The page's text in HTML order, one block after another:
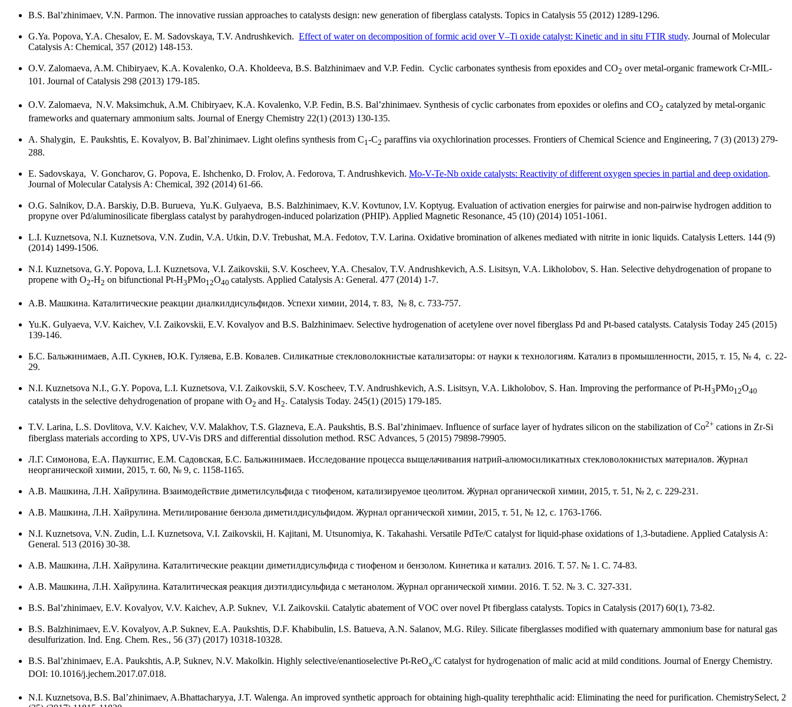
B.S. Bal’zhinimaev, V.N. Parmon. The innovative russian approaches to catalysts design: new generation of fiberglass catalysts. Topics in Catalysis 55 (2012) 1289-1296.
G.Ya. Popova, Y.A. Chesalov, E. M. Sadovskaya, T.V. Andrushkevich. Effect of water on decomposition of formic acid over V–Ti oxide catalyst: Kinetic and in situ FTIR study. Journal of Molecular
Catalysis A: Chemical, 357 (2012) 148-153.
O.V. Zalomaeva, A.M. Chibiryaev, K.A. Kovalenko, O.A. Kholdeeva, B.S. Balzhinimaev and V.P. Fedin. Cyclic carbonates synthesis from epoxides and CO2 over metal-organic framework Cr-MIL-
101. Journal of Catalysis 298 (2013) 179-185.
O.V. Zalomaeva, N.V. Maksimchuk, A.M. Chibiryaev, K.A. Kovalenko, V.P. Fedin, B.S. Bal’zhinimaev. Synthesis of cyclic carbonates from epoxides or olefins and CO2 catalyzed by metal-organic
frameworks and quaternary ammonium salts. Journal of Energy Chemistry 22(1) (2013) 130-135.
A. Shalygin, E. Paukshtis, E. Kovalyov, B. Bal’zhinimaev. Light olefins synthesis from C1 -C2 paraffins via oxychlorination processes. Frontiers of Chemical Science and Engineering, 7 (3) (2013) 279-
288.
E. Sadovskaya, V. Goncharov, G. Popova, E. Ishchenko, D. Frolov, A. Fedorova, T. Andrushkevich. Mo-V-Te-Nb oxide catalysts: Reactivity of different oxygen species in partial and deep oxidation.
Journal of Molecular Catalysis A: Chemical, 392 (2014) 61-66.
O.G. Salnikov, D.A. Barskiy, D.B. Burueva, Yu.K. Gulyaeva, B.S. Balzhinimaev, K.V. Kovtunov, I.V. Koptyug. Evaluation of activation energies for pairwise and non-pairwise hydrogen addition to
propyne over Pd/aluminosilicate fiberglass catalyst by parahydrogen-induced polarization (PHIP). Applied Magnetic Resonance, 45 (10) (2014) 1051-1061.
L.I. Kuznetsova, N.I. Kuznetsova, V.N. Zudin, V.A. Utkin, D.V. Trebushat, M.A. Fedotov, T.V. Larina. Oxidative bromination of alkenes mediated with nitrite in ionic liquids. Catalysis Letters. 144 (9)
(2014) 1499-1506.
N.I. Kuznetsova, G.Y. Popova, L.I. Kuznetsova, V.I. Zaikovskii, S.V. Koscheev, Y.A. Chesalov, T.V. Andrushkevich, A.S. Lisitsyn, V.A. Likholobov, S. Han. Selective dehydrogenation of propane to
propene with O2-H2 on bifunctional Pt-H3PMo12O40 catalysts. Applied Catalysis A: General. 477 (2014) 1-7.
А.В. Машкина. Каталитические реакции диалкилдисульфидов. Успехи химии, 2014, т. 83, № 8, с. 733-757.
Yu.K. Gulyaeva, V.V. Kaichev, V.I. Zaikovskii, E.V. Kovalyov and B.S. Balzhinimaev. Selective hydrogenation of acetylene over novel fiberglass Pd and Pt-based catalysts. Catalysis Today 245 (2015)
139-146.
Б.С. Бальжинимаев, А.П. Сукнев, Ю.К. Гуляева, Е.В. Ковалев. Силикатные стекловолокнистые катализаторы: от науки к технологиям. Катализ в промышленности, 2015, т. 15, № 4, с. 22-
29.
N.I. Kuznetsova N.I., G.Y. Popova, L.I. Kuznetsova, V.I. Zaikovskii, S.V. Koscheev, T.V. Andrushkevich, A.S. Lisitsyn, V.A. Likholobov, S. Han. Improving the performance of Pt-H3PMo12O40
catalysts in the selective dehydrogenation of propane with O2 and H2. Catalysis Today. 245(1) (2015) 179-185.
T.V. Larina, L.S. Dovlitova, V.V. Kaichev, V.V. Malakhov, T.S. Glazneva, E.A. Paukshtis, B.S. Bal’zhinimaev. Influence of surface layer of hydrates silicon on the stabilization of Co2+ cations in Zr-Si
fiberglass materials according to XPS, UV-Vis DRS and differential dissolution method. RSC Advances, 5 (2015) 79898-79905.
Л.Г. Симонова, Е.А. Паукштис, Е.М. Садовская, Б.С. Бальжинимаев. Исследование процесса выщелачивания натрий-алюмосиликатных стекловолокнистых материалов. Журнал
неорганической химии, 2015, т. 60, № 9, с. 1158-1165.
А.В. Машкина, Л.Н. Хайрулина. Взаимодействие диметилсульфида с тиофеном, катализируемое цеолитом. Журнал органической химии, 2015, т. 51, № 2, с. 229-231.
А.В. Машкина, Л.Н. Хайрулина. Метилирование бензола диметилдисульфидом. Журнал органической химии, 2015, т. 51, № 12, с. 1763-1766.
N.I. Kuznetsova, V.N. Zudin, L.I. Kuznetsova, V.I. Zaikovskii, H. Kajitani, M. Utsunomiya, K. Takahashi. Versatile PdTe/C catalyst for liquid-phase oxidations of 1,3-butadiene. Applied Catalysis A:
General. 513 (2016) 30-38.
А.В. Машкина, Л.Н. Хайрулина. Каталитические реакции диметилдисульфида с тиофеном и бензолом. Кинетика и катализ. 2016. Т. 57. № 1. С. 74-83.
А.В. Машкина, Л.Н. Хайрулина. Каталитическая реакция диэтилдисульфида с метанолом. Журнал органической химии. 2016. Т. 52. № 3. С. 327-331.
B.S. Bal’zhinimaev, E.V. Kovalyov, V.V. Kaichev, A.P. Suknev, V.I. Zaikovskii. Catalytic abatement of VOC over novel Pt fiberglass catalysts. Topics in Catalysis (2017) 60(1), 73-82.
B.S. Balzhinimaev, E.V. Kovalyov, A.P. Suknev, E.A. Paukshtis, D.F. Khabibulin, I.S. Batueva, A.N. Salanov, M.G. Riley. Silicate fiberglasses modified with quaternary ammonium base for natural gas
desulfurization. Ind. Eng. Chem. Res., 56 (37) (2017) 10318-10328.
B.S. Bal’zhinimaev, E.A. Paukshtis, A.P, Suknev, N.V. Makolkin. Highly selective/enantioselective Pt-ReOx/С catalyst for hydrogenation of malic acid at mild conditions. Journal of Energy Chemistry.
DOI: 10.1016/j.jechem.2017.07.018.
N.I. Kuznetsova, B.S. Bal’zhinimaev, A.Bhattacharyya, J.T. Walenga. An improved synthetic approach for obtaining high-quality terephthalic acid: Eliminating the need for purification. ChemistrySelect, 2